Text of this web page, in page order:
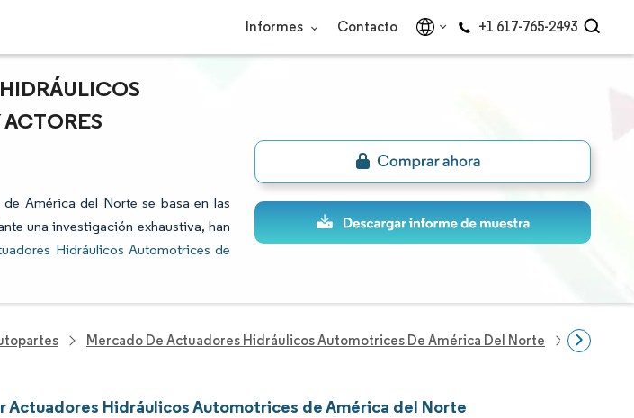
Informes Contacto +1 617-765-2493
América del Norte se basa en las
una investigación exhaustiva, han
Hidráulicos Automotrices de
Mercado De Actuadores Hidráulicos Automotrices De América Del Norte
Actuadores Hidráulicos Automotrices de América del Norte